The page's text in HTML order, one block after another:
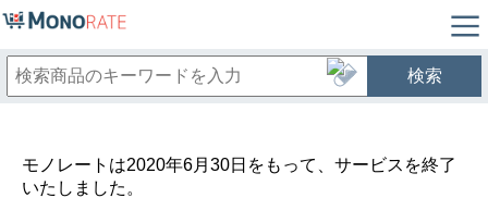
検索
モノレートは2020年6月30日をもって、サービスを終了
いたしました。